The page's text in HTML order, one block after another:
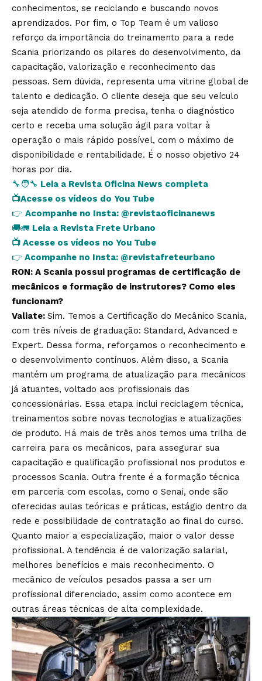
conhecimentos, se reciclando e buscando novos
aprendizados. Por fim, o Top Team é um valioso
reforço da importância do treinamento para a rede
Scania priorizando os pilares do desenvolvimento, da
capacitação, valorização e reconhecimento das
pessoas. Sem dúvida, representa uma vitrine global de
talento e dedicação. O cliente deseja que seu veículo
seja atendido de forma precisa, tenha o diagnóstico
certo e receba uma solução ágil para voltar à
operação o mais rápido possível, com o máximo de
disponibilidade e rentabilidade. É o nosso objetivo 24
horas por dia.
🔧🧑‍🔧 Leia a Revista Oficina News completa
📺Acesse os vídeos do You Tube
👉 Acompanhe no Insta: @revistaoficinanews
🚚🚛 Leia a Revista Frete Urbano
📺 Acesse os vídeos no You Tube
👉 Acompanhe no Insta: @revistafreteurbano
RON: A Scania possui programas de certificação de
mecânicos e formação de instrutores? Como eles
funcionam?
Valiate: Sim. Temos a Certificação do Mecânico Scania,
com três níveis de graduação: Standard, Advanced e
Expert. Dessa forma, reforçamos o reconhecimento e
o desenvolvimento contínuos. Além disso, a Scania
mantém um programa de atualização para mecânicos
já atuantes, voltado aos profissionais das
concessionárias. Essa etapa inclui reciclagem técnica,
treinamentos sobre novas tecnologias e atualizações
de produto. Há mais de três anos temos uma trilha de
carreira para os mecânicos, para assegurar sua
capacitação e qualificação profissional nos produtos e
processos Scania. Outra frente é a formação técnica
em parceria com escolas, como o Senai, onde são
oferecidas aulas teóricas e práticas, estágio dentro da
rede e possibilidade de contratação ao final do curso.
Quanto maior a especialização, maior o valor desse
profissional. A tendência é de valorização salarial,
melhores benefícios e mais reconhecimento. O
mecânico de veículos pesados passa a ser um
profissional diferenciado, assim como acontece em
outras áreas técnicas de alta complexidade.